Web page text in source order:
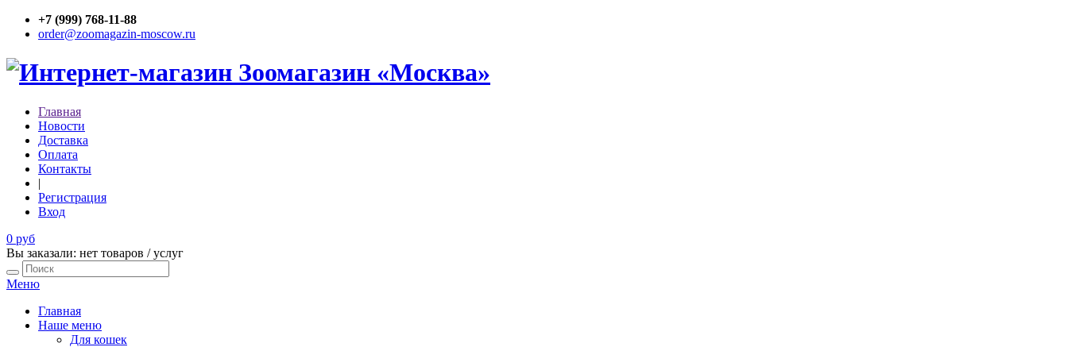
+7 (999) 768-11-88
order@zoomagazin-moscow.ru
Главная
Новости
Доставка
Оплата
Контакты
|
Регистрация
Вход
0 руб
Вы заказали: нет товаров / услуг
Меню
Главная
Наше меню
Для кошек